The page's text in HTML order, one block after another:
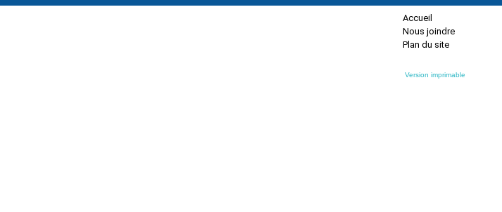
Accueil
Nous joindre
Plan du site
Version imprimable